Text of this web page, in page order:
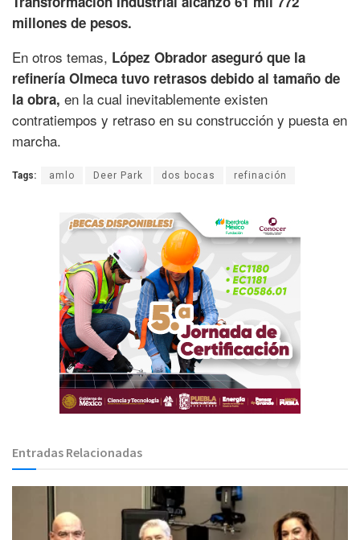
millones de pesos.
En otros temas, López Obrador aseguró que la
refinería Olmeca tuvo retrasos debido al tamaño de
la obra, en la cual inevitablemente existen
contratiempos y retraso en su construcción y puesta en
marcha.
Tags: amlo Deer Park dos bocas refinación
Entradas Relacionadas